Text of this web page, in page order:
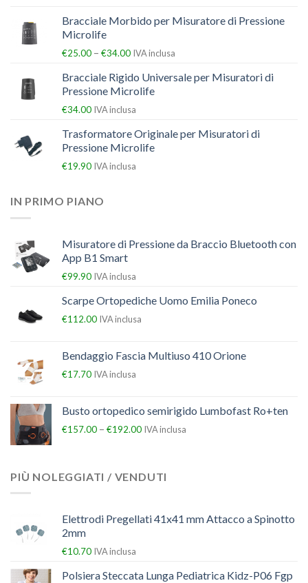
Bracciale Morbido per Misuratore di Pressione
Microlife
€25.00 – €34.00 IVA inclusa
Bracciale Rigido Universale per Misuratori di
Pressione Microlife
€34.00 IVA inclusa
Trasformatore Originale per Misuratori di
Pressione Microlife
€19.90 IVA inclusa
IN PRIMO PIANO
Misuratore di Pressione da Braccio Bluetooth con
App B1 Smart
€99.90 IVA inclusa
Scarpe Ortopediche Uomo Emilia Poneco
€112.00 IVA inclusa
Bendaggio Fascia Multiuso 410 Orione
€17.70 IVA inclusa
Busto ortopedico semirigido Lumbofast Ro+ten
€157.00 – €192.00 IVA inclusa
PIÙ NOLEGGIATI / VENDUTI
Elettrodi Pregellati 41x41 mm Attacco a Spinotto
2mm
€10.70 IVA inclusa
Polsiera Steccata Lunga Pediatrica Kidz-P06 Fgp